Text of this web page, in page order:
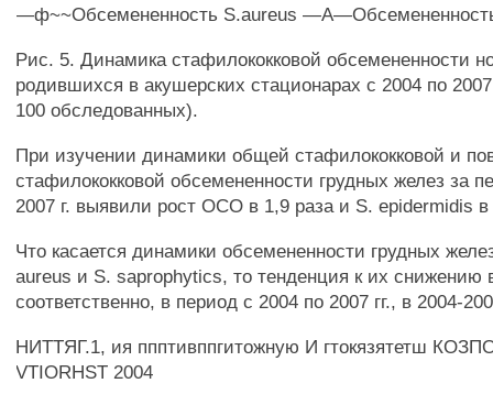
—ф~~Обсемененность S.aureus
Рис. 5. Динамика стафилококковой обсемененности
родившихся в акушерских стационарах с 2004 по
100 обследованных).
При изучении динамики общей стафилококковой и
стафилококковой обсемененности грудных желез за
2007 г. выявили рост ОСО в 1,9 раза и S. epidermidis
Что касается динамики обсемененности грудных
aureus и S. saprophytics, то тенденция к их снижению
соответственно, в период с 2004 по 2007 гг., в 2004-
НИТТЯГ.1, ия ппптивппгитожную И гтокязятетш
VTIORHST 2004